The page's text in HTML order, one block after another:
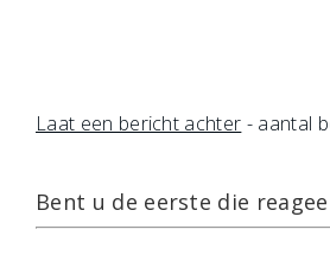
Laat een bericht achter - aantal
Bent u de eerste die